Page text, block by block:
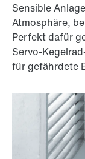
Sensible
Atmosphäre,
Perfekt dafür
Servo-
für gefährdete